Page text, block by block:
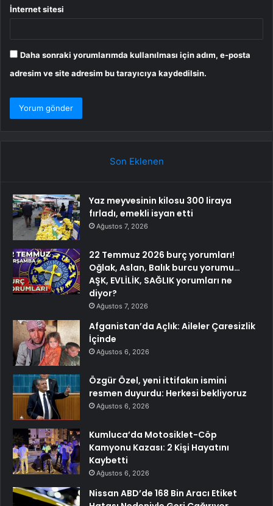
İnternet sitesi
Daha sonraki yorumlarımda kullanılması için adım, e-posta
adresim ve site adresim bu tarayıcıya kaydedilsin.
Son Eklenen
Yaz meyvesinin kilosu 300 liraya
fırladı, emekli isyan etti
Ağustos 7, 2026
22 Temmuz 2026 burç yorumları!
Oğlak, Aslan, Balık burcu yorumu…
AŞK, EVLİLİK, SAĞLIK yorumları ne
diyor?
Ağustos 7, 2026
Afganistan’da Açlık: Aileler Çaresizlik
İçinde
Ağustos 6, 2026
Özgür Özel, yeni ittifakın ismini
resmen duyurdu: Herkesi bekliyoruz
Ağustos 6, 2026
Kumluca’da Motosiklet-Cöp
Kamyonu Kazası: 2 Kişi Hayatını
Kaybetti
Ağustos 6, 2026
Nissan ABD’de 168 Bin Aracı Etiket